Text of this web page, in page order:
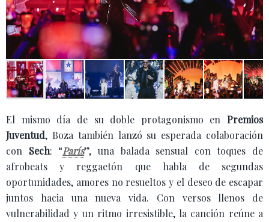
El mismo día de su doble protagonismo en Premios
Juventud, Boza también lanzó su esperada colaboración
con Sech: “París”, una balada sensual con toques de
afrobeats y reggaetón que habla de segundas
oportunidades, amores no resueltos y el deseo de escapar
juntos hacia una nueva vida. Con versos llenos de
vulnerabilidad y un ritmo irresistible, la canción reúne a